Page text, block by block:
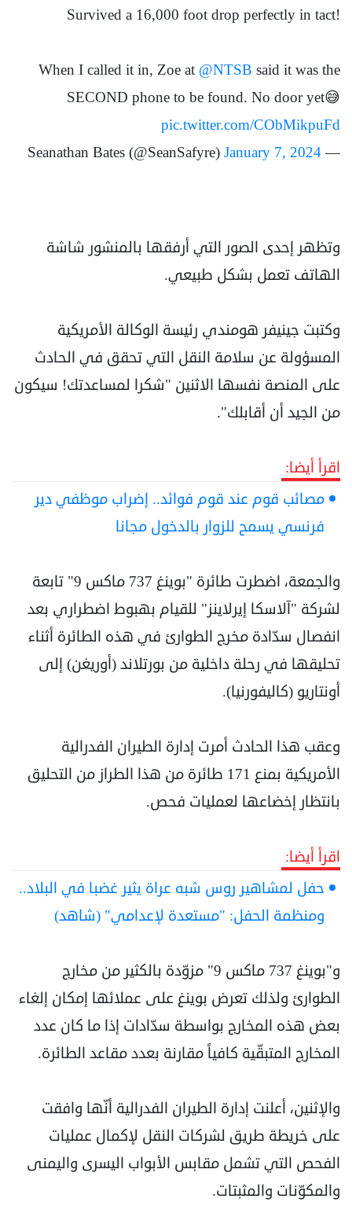
Survived a 16,000 foot drop perfectly in tact!
When I called it in, Zoe at @NTSB said it was the
SECOND phone to be found. No door yet😅
pic.twitter.com/CObMikpuFd
— Seanathan Bates (@SeanSafyre)
January 7, 2024
وتظهر إحدى الصور التي أرفقها بالمنشور شاشة
الهاتف تعمل بشكل طبيعي.
وكتبت جينيفر هومندي رئيسة الوكالة الأمريكية
المسؤولة عن سلامة النقل التي تحقق في الحادث
على المنصة نفسها الاثنين "شكرا لمساعدتك! سيكون
من الجيد أن أقابلك".
اقرأ أيضا:
مصائب قوم عند قوم فوائد.. إضراب موظفي دير
فرنسي يسمح للزوار بالدخول مجانا
والجمعة، اضطرت طائرة "بوينغ 737 ماكس 9" تابعة
لشركة "آلاسكا إيرلاينز" للقيام بهبوط اضطراري بعد
انفصال سدّادة مخرج الطوارئ في هذه الطائرة أثناء
تحليقها في رحلة داخلية من بورتلاند (أوريغن) إلى
أونتاريو (كاليفورنيا).
وعقب هذا الحادث أمرت إدارة الطيران الفدرالية
الأمريكية بمنع 171 طائرة من هذا الطراز من التحليق
بانتظار إخضاعها لعمليات فحص.
اقرأ أيضا:
حفل لمشاهير روس شبه عراة يثير غضبا في البلاد..
ومنظمة الحفل: "مستعدة لإعدامي" (شاهد)
و"بوينغ 737 ماكس 9" مزوّدة بالكثير من مخارج
الطوارئ ولذلك تعرض بوينغ على عملائها إمكان إلغاء
بعض هذه المخارج بواسطة سدّادات إذا ما كان عدد
المخارج المتبقّية كافياً مقارنة بعدد مقاعد الطائرة.
والإثنين، أعلنت إدارة الطيران الفدرالية أنّها وافقت
على خريطة طريق لشركات النقل لإكمال عمليات
الفحص التي تشمل مقابس الأبواب اليسرى واليمنى
والمكوّنات والمثبتات.